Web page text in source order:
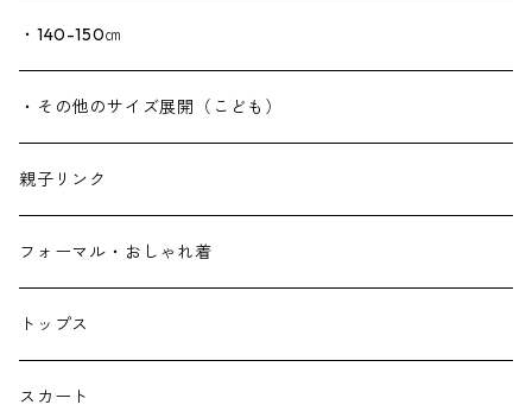
・140-150㎝
・その他のサイズ展開（こども）
親子リンク
フォーマル・おしゃれ着
トップス
スカート